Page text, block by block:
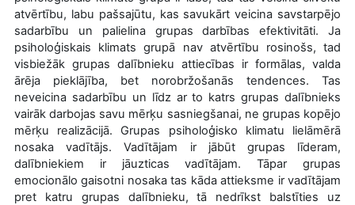
atvērtību, labu pašsajūtu, kas savukārt veicina savstarpējo
sadarbību un palielina grupas darbības efektivitāti. Ja
psiholoģiskais klimats grupā nav atvērtību rosinošs, tad
visbiežāk grupas dalībnieku attiecības ir formālas, valda
ārēja pieklājība, bet norobržošanās tendences. Tas
neveicina sadarbību un līdz ar to katrs grupas dalībnieks
vairāk darbojas savu mērķu sasniegšanai, ne grupas kopējo
mērķu realizācijā. Grupas psiholoģisko klimatu lielāmērā
nosaka vadītājs. Vadītājam ir jābūt grupas līderam,
dalībniekiem ir jāuzticas vadītājam.
Tāpar grupas
emocionālo gaisotni nosaka tas kāda attieksme ir vadītājam
pret katru grupas dalībnieku, tā nedrīkst balstīties uz